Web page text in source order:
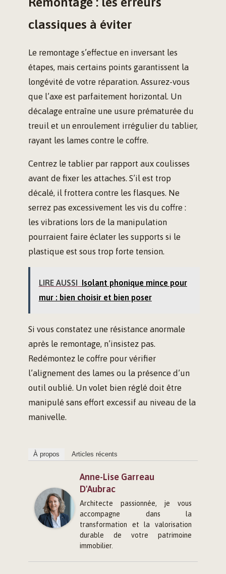
classiques à éviter
Le remontage s’effectue en inversant les
étapes, mais certains points garantissent la
longévité de votre réparation. Assurez-vous
que l’axe est parfaitement horizontal. Un
décalage entraîne une usure prématurée du
treuil et un enroulement irrégulier du tablier,
rayant les lames contre le coffre.
Centrez le tablier par rapport aux coulisses
avant de fixer les attaches. S’il est trop
décalé, il frottera contre les flasques. Ne
serrez pas excessivement les vis du coffre :
les vibrations lors de la manipulation
pourraient faire éclater les supports si le
plastique est sous trop forte tension.
LIRE AUSSI Isolant phonique mince pour
mur : bien choisir et bien poser
Si vous constatez une résistance anormale
après le remontage, n’insistez pas.
Redémontez le coffre pour vérifier
l’alignement des lames ou la présence d’un
outil oublié. Un volet bien réglé doit être
manipulé sans effort excessif au niveau de la
manivelle.
À propos Articles récents
Anne-Lise Garreau
D'Aubrac
Architecte passionnée, je vous
accompagne dans la
transformation et la valorisation
durable de votre patrimoine
immobilier.